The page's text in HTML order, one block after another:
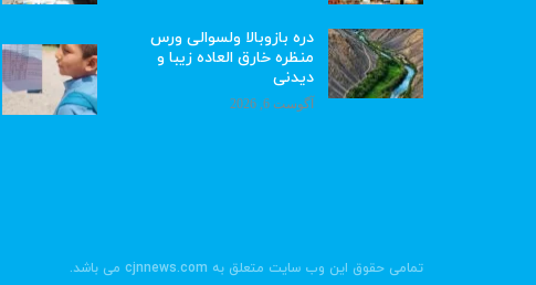
دره بازوبالا ولسوالی ورس
منظره خارق العاده زیبا و
دیدنی
آگوست 6, 2026
تمامی حقوق این وب سایت متعلق به cjnnews.com می باشد.